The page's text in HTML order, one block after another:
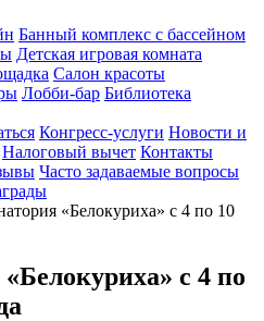
Банный комплекс с бассейном
Детская игровая комната
Салон красоты
Лобби-бар Библиотека
Конгресс-услуги Новости и
Налоговый вычет Контакты
Часто задаваемые вопросы
«Белокуриха» с 4 по 10
с 4 по